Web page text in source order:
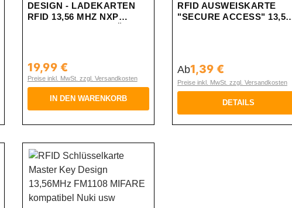
DESIGN - LADEKARTEN
RFID 13,56 MHZ NXP
VW KEYFOB
Regulärer Preis:
19,99 €
Preise inkl. MwSt. zzgl. Versandkosten
IN DEN WARENKORB
RFID AUSWEISKARTE
"SECURE ACCESS" 13,56
Regulärer Preis:
Ab1,39 €
Preise inkl. MwSt. zzgl. Versandkosten
DETAILS